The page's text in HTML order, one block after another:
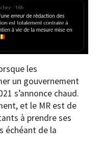
les
un gouvernement
s’annonce chaud.
et le MR est de
à prendre ses
échéant de la